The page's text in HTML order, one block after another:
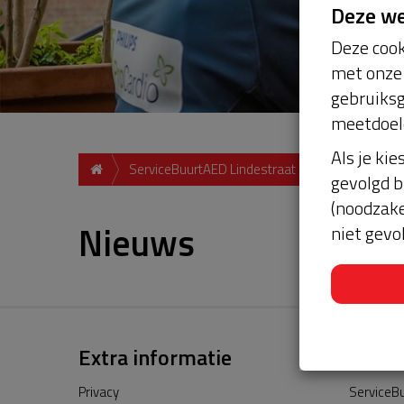
ServiceBuurtAED Lindestraat Hendrik Ido
Nieuws
Extra informatie
Privacy
Deze
Deze
met
Als je
gevolgd
niet